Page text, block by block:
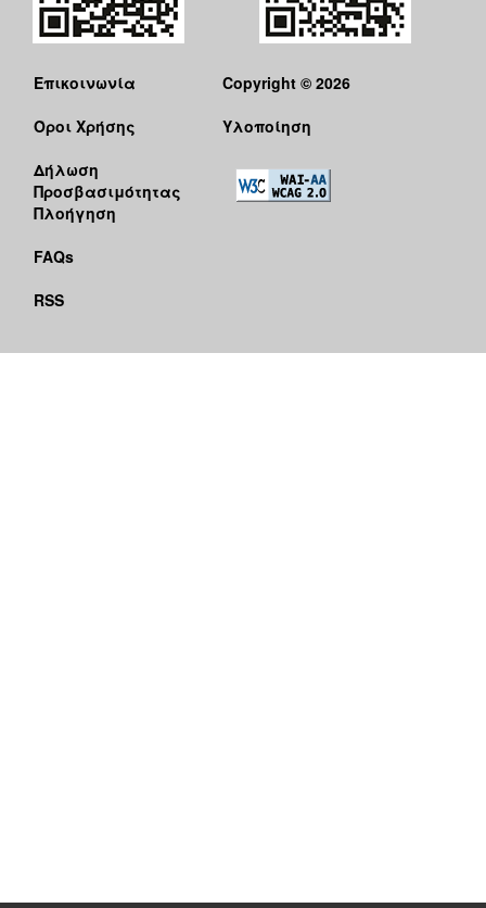
Επικοινωνία
Όροι Χρήσης
Δήλωση
Προσβασιμότητας
Πλοήγηση
FAQs
RSS
Copyright © 2026
Υλοποίηση